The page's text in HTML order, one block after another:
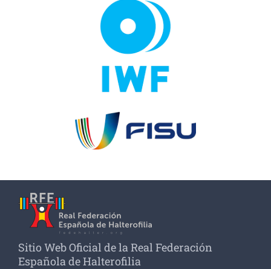
Sitio Web Oficial de la Real Federación
Española de Halterofilia